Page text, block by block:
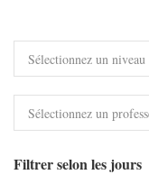
Filtrer selon les jours